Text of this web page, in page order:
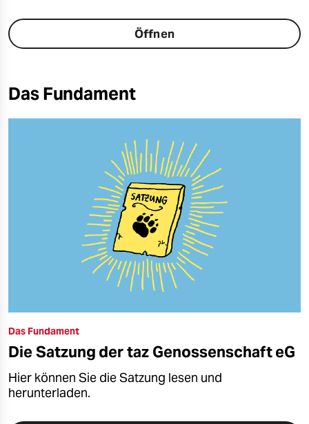
Öffnen
Das Fundament
Das Fundament
Die Satzung der taz Genossenschaft eG
Hier können Sie die Satzung lesen und
herunterladen.